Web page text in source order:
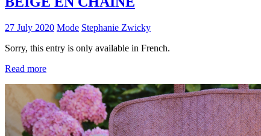
27 July 2020 Mode Stephanie Zwicky
Sorry, this entry is only available in French.
Read more